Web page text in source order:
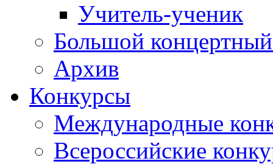
Учитель-ученик
Большой концертный
Архив
Конкурсы
Международные
Всероссийские